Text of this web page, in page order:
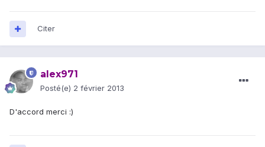
Citer
alex971
Posté(e) 2 février 2013
D'accord merci :)